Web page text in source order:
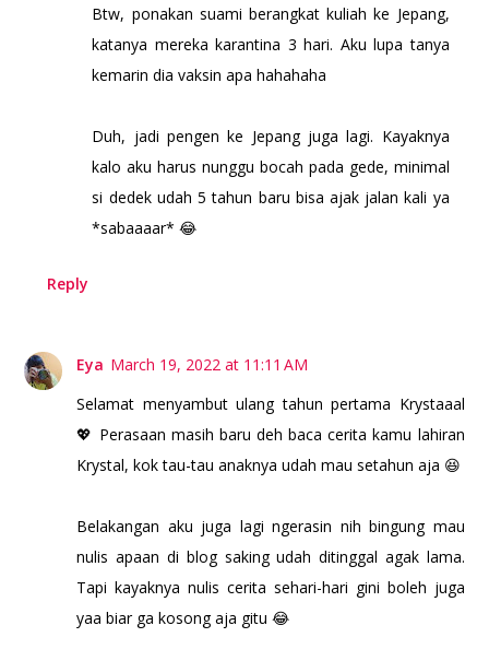
Btw, ponakan suami berangkat kuliah ke Jepang,
katanya mereka karantina 3 hari. Aku lupa tanya
kemarin dia vaksin apa hahahaha
Duh, jadi pengen ke Jepang juga lagi. Kayaknya
kalo aku harus nunggu bocah pada gede, minimal
si dedek udah 5 tahun baru bisa ajak jalan kali ya
*sabaaaar* 😂
Reply
Eya March 19, 2022 at 11:11 AM
Selamat menyambut ulang tahun pertama Krystaaal
💖 Perasaan masih baru deh baca cerita kamu lahiran
Krystal, kok tau-tau anaknya udah mau setahun aja 😆
Belakangan aku juga lagi ngerasin nih bingung mau
nulis apaan di blog saking udah ditinggal agak lama.
Tapi kayaknya nulis cerita sehari-hari gini boleh juga
yaa biar ga kosong aja gitu 😂